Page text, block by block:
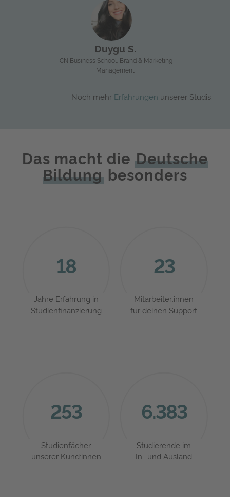
Cassandra E.
TUS Ireland, Game Art and Design
Michelle C.
Hochschule Mittweida, Sportmanagement
Max S.
Hochschule Kempten, Fahrerassistenzsysteme
Duygu S.
ICN Business School, Brand & Marketing
Management
Anna S.
Tokyo International University, Digital Business
Patrick H.
HMKW Köln, Medien- und
Wirtschaftspsychologie
Jessica S.
TH Ingolstadt, Digital Business
Noch mehr Erfahrungen unserer Studis.
Das macht die Deutsche
Bildungbesonders
18
Jahre Erfahrung in
Studienfinanzierung
23
Mitarbeiter:innen
für deinen Support
253
Studienfächer
unserer Kund:innen
6.383
Studierende im
In- und Ausland